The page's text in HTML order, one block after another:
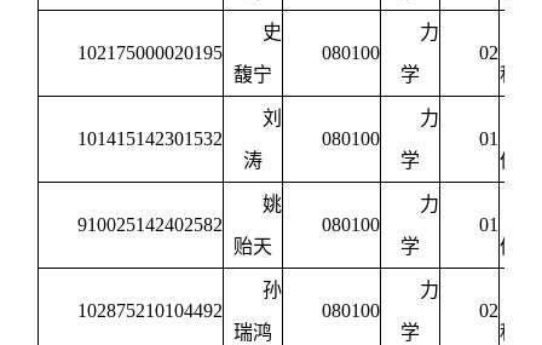
102175000020195
史
馥宁
080100
力
学
02
程
101415142301532
刘
涛
080100
力
学
01
体
910025142402582
姚
贻天
080100
力
学
01
体
102875210104492
孙
瑞鸿
080100
力
学
02
程